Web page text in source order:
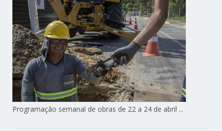
Programação semanal de obras de 22 a 24 de abril ...